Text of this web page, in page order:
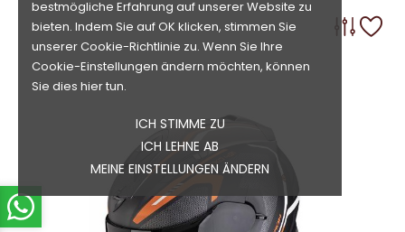
bestmögliche Erfahrung auf unserer Website zu
bieten. Indem Sie auf OK klicken, stimmen Sie
unserer Cookie-Richtlinie zu. Wenn Sie Ihre
Cookie-Einstellungen ändern möchten, können
Sie dies hier tun.
ICH STIMME ZU
ICH LEHNE AB
MEINE EINSTELLUNGEN ÄNDERN